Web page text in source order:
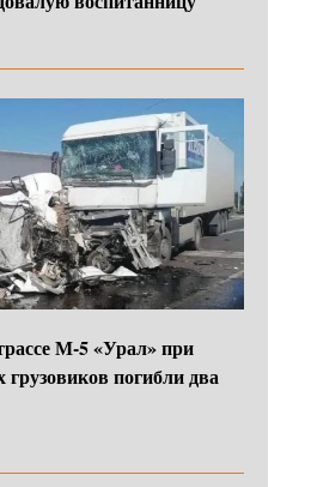
М-5 «Урал» при
грузовиков погибли два